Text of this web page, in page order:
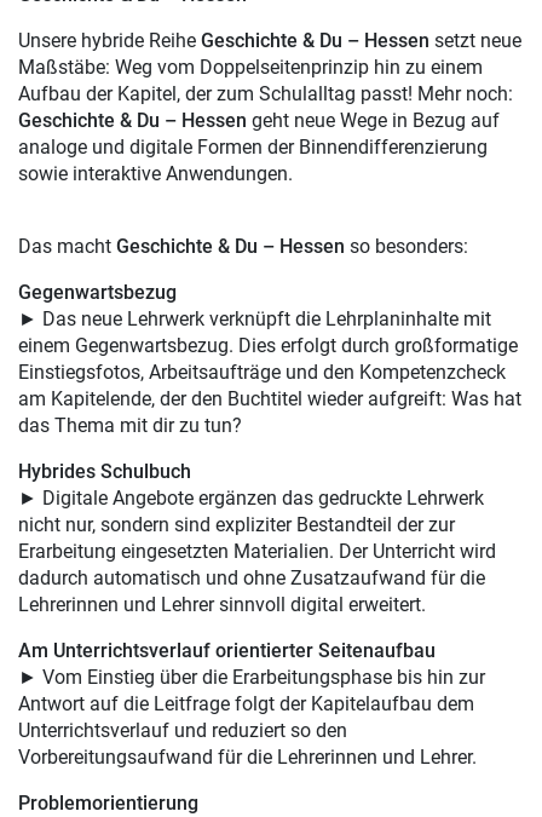
Unsere hybride Reihe Geschichte & Du – Hessen setzt neue
Maßstäbe: Weg vom Doppelseitenprinzip hin zu einem
Aufbau der Kapitel, der zum Schulalltag passt! Mehr noch:
Geschichte & Du – Hessen geht neue Wege in Bezug auf
analoge und digitale Formen der Binnendifferenzierung
sowie interaktive Anwendungen.
Das macht Geschichte & Du – Hessen so besonders:
Gegenwartsbezug
► Das neue Lehrwerk verknüpft die Lehrplaninhalte mit
einem Gegenwartsbezug. Dies erfolgt durch großformatige
Einstiegsfotos, Arbeitsaufträge und den Kompetenzcheck
am Kapitelende, der den Buchtitel wieder aufgreift: Was hat
das Thema mit dir zu tun?
Hybrides Schulbuch
► Digitale Angebote ergänzen das gedruckte Lehrwerk
nicht nur, sondern sind expliziter Bestandteil der zur
Erarbeitung eingesetzten Materialien. Der Unterricht wird
dadurch automatisch und ohne Zusatzaufwand für die
Lehrerinnen und Lehrer sinnvoll digital erweitert.
Am Unterrichtsverlauf orientierter Seitenaufbau
► Vom Einstieg über die Erarbeitungsphase bis hin zur
Antwort auf die Leitfrage folgt der Kapitelaufbau dem
Unterrichtsverlauf und reduziert so den
Vorbereitungsaufwand für die Lehrerinnen und Lehrer.
Problemorientierung